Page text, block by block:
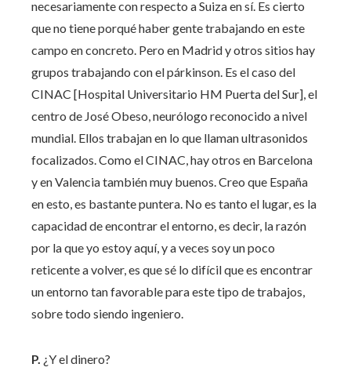
necesariamente con respecto a Suiza en sí. Es cierto
que no tiene porqué haber gente trabajando en este
campo en concreto. Pero en Madrid y otros sitios hay
grupos trabajando con el párkinson. Es el caso del
CINAC [Hospital Universitario HM Puerta del Sur], el
centro de José Obeso, neurólogo reconocido a nivel
mundial. Ellos trabajan en lo que llaman ultrasonidos
focalizados. Como el CINAC, hay otros en Barcelona
y en Valencia también muy buenos. Creo que España
en esto, es bastante puntera. No es tanto el lugar, es la
capacidad de encontrar el entorno, es decir, la razón
por la que yo estoy aquí, y a veces soy un poco
reticente a volver, es que sé lo difícil que es encontrar
un entorno tan favorable para este tipo de trabajos,
sobre todo siendo ingeniero.
P. ¿Y el dinero?